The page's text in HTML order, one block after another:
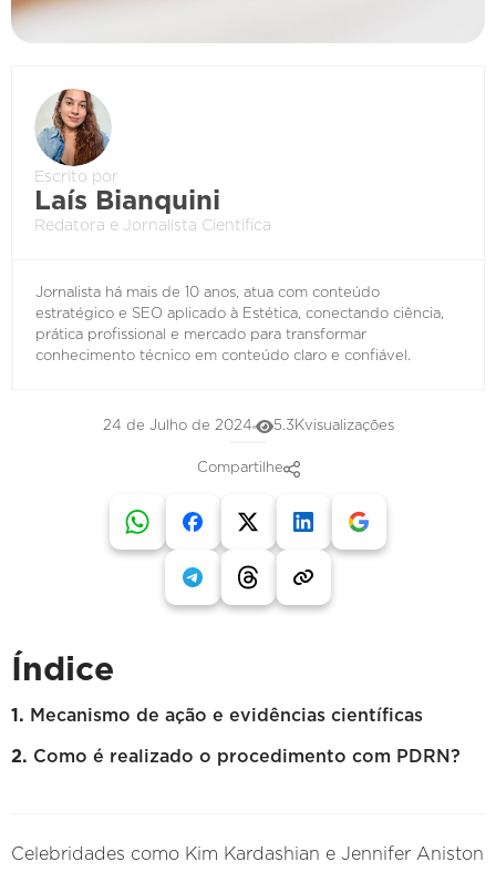
Escrito por
Laís Bianquini
Redatora e Jornalista Cientifíca
Jornalista há mais de 10 anos, atua com conteúdo
estratégico e SEO aplicado à Estética, conectando ciência,
prática profissional e mercado para transformar
conhecimento técnico em conteúdo claro e confiável.
24 de Julho de 2024 5.3Kvisualizações
Compartilhe
Índice
Mecanismo de ação e evidências científicas
Como é realizado o procedimento com PDRN?
Celebridades como Kim Kardashian e Jennifer Aniston